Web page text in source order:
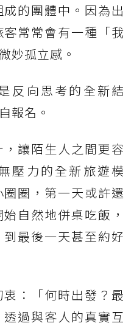
的團體中。因為出
常常會有一種「我
妙孤立感。
反向思考的全新結
報名。
讓陌生人之間更容
壓力的全新旅遊模
圈，第一天或許還
自然地併桌吃飯，
最後一天甚至約好
：「何時出發？最
過與客人的真實互